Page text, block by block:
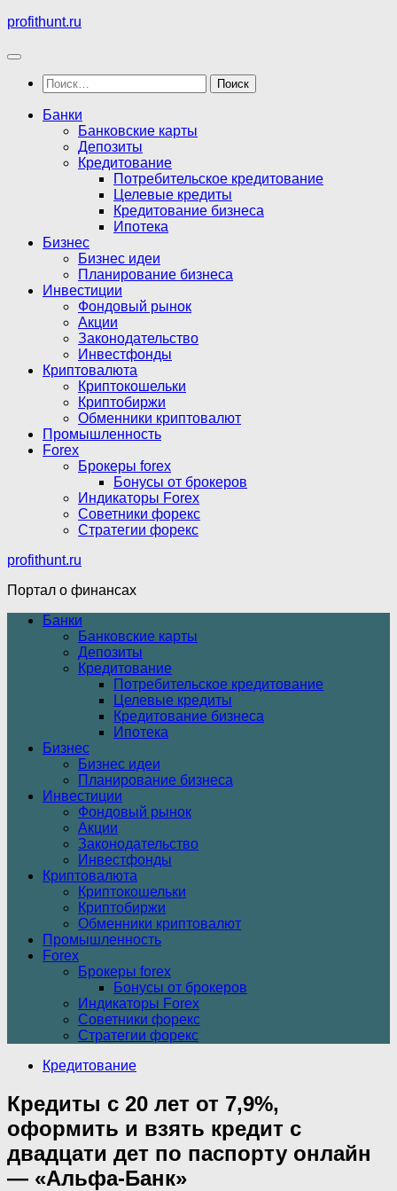
Перейти
содержимому
profithunt.ru
Найти:
Банки
Банковские карты
Депозиты
Кредитование
Потребительское кредитование
Целевые кредиты
Кредитование бизнеса
Ипотека
Бизнес
Бизнес идеи
Планирование бизнеса
Инвестиции
Фондовый рынок
Акции
Законодательство
Инвестфонды
Криптовалюта
Криптокошельки
Криптобиржи
Обменники криптовалют
Промышленность
Forex
Брокеры forex
Бонусы от брокеров
Индикаторы Forex
Советники форекс
Стратегии форекс
profithunt.ru
Портал о финансах
Банки
Банковские карты
Депозиты
Кредитование
Потребительское кредитование
Целевые кредиты
Кредитование бизнеса
Ипотека
Бизнес
Бизнес идеи
Планирование бизнеса
Инвестиции
Фондовый рынок
Акции
Законодательство
Инвестфонды
Криптовалюта
Криптокошельки
Криптобиржи
Обменники криптовалют
Промышленность
Forex
Брокеры forex
Бонусы от брокеров
Индикаторы Forex
Советники форекс
Стратегии форекс
Кредитование
Кредиты с 20 лет от 7,9%,
оформить и взять кредит с
двадцати дет по паспорту онлайн
— «Альфа-Банк»